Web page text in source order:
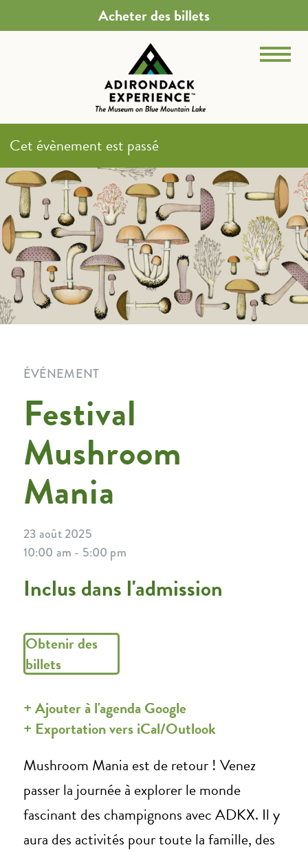
Acheter des billets
Cet évènement est passé
ÉVÉNEMENT
Festival
Mushroom
Mania
23 août 2025
10:00 am - 5:00 pm
Inclus dans l'admission
Obtenir des
billets
+ Ajouter à l'agenda Google
+ Exportation vers iCal/Outlook
Mushroom Mania est de retour ! Venez
passer la journée à explorer le monde
fascinant des champignons avec ADKX. Il y
aura des activités pour toute la famille, des